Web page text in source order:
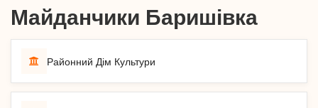
Майданчики Баришівка
Районний Дім Культури